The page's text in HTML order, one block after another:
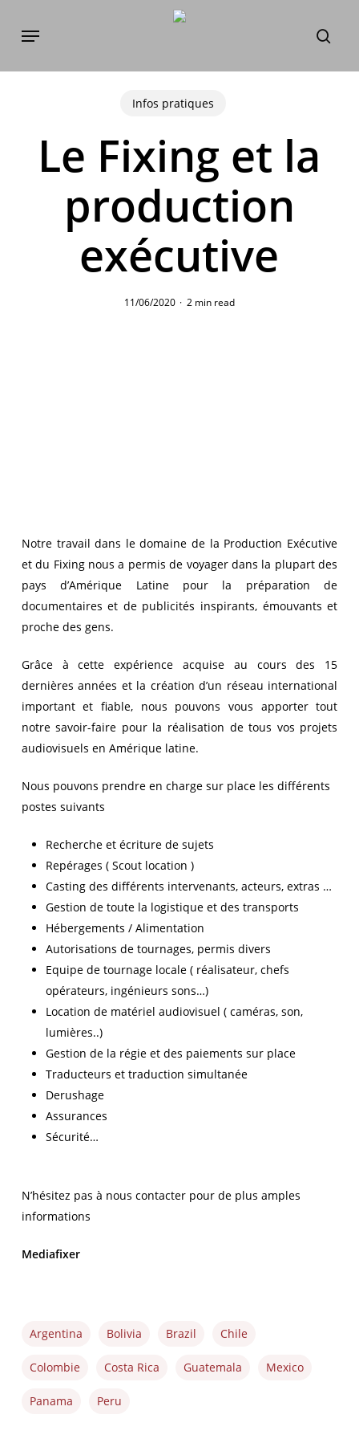
content
Menu
Infos pratiques
Le Fixing et la
production
exécutive
11/06/2020 2 min read
Notre travail dans le domaine de la Production Exécutive
et du Fixing nous a permis de voyager dans la plupart des
pays d’Amérique Latine pour la préparation de
documentaires et de publicités inspirants, émouvants et
proche des gens.
Grâce à cette expérience acquise au cours des 15
dernières années et la création d’un réseau international
important et fiable, nous pouvons vous apporter tout
notre savoir-faire pour la réalisation de tous vos projets
audiovisuels en Amérique latine.
Nous pouvons prendre en charge sur place les différents
postes suivants
Recherche et écriture de sujets
Repérages ( Scout location )
Casting des différents intervenants, acteurs, extras …
Gestion de toute la logistique et des transports
Hébergements / Alimentation
Autorisations de tournages, permis divers
Equipe de tournage locale ( réalisateur, chefs
opérateurs, ingénieurs sons…)
Location de matériel audiovisuel ( caméras, son,
lumières..)
Gestion de la régie et des paiements sur place
Traducteurs et traduction simultanée
Derushage
Assurances
Sécurité…
N’hésitez pas à nous contacter pour de plus amples
informations
Mediafixer
Argentina Bolivia Brazil Chile
Colombie Costa Rica Guatemala Mexico
Panama Peru